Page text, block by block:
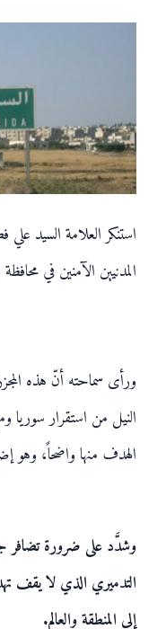
استنكر العلامة السيد علي
المدنيين الآمنين في
ورأى سماحته أنّ هذه
النيل من استقرار سوريا
الهدف منها واضحاً، وهو
وشدَّد على ضرورة تضافر
التدميري الذي لا يقف
إلى المنطقة والعالم.